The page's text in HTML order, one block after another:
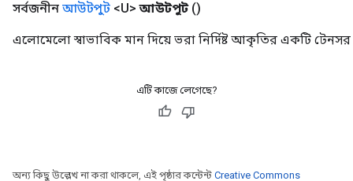
সর্বজনীন আউটপুট <U> আউটপুট ()
এলোমেলো স্বাভাবিক মান দিয়ে ভরা নির্দিষ্ট আকৃতির একটি
এটি কাজে লেগেছে?
অন্য কিছু উল্লেখ না করা থাকলে, এই পৃষ্ঠার কন্টেন্ট Creative Commons